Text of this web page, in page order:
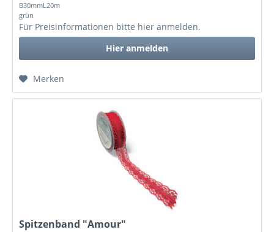
B30mmL20m
grün
Für Preisinformationen bitte hier anmelden.
Hier anmelden
Merken
Spitzenband "Amour"